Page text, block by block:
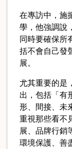
在專訪中，施
學，他強調說
同時要確保所
括不會自己發
展。
尤其重要的是
出，包括「有
形、間接、未
重視那些看不
展、品牌行銷
環境保護、善